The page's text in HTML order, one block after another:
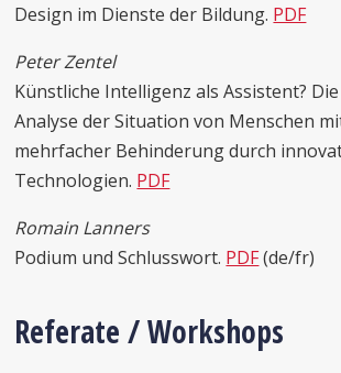
Design im Dienste der Bildung. PDF
Peter Zentel
Künstliche Intelligenz als Assistent?
Analyse der Situation von Menschen
mehrfacher Behinderung durch
Technologien. PDF
Romain Lanners
Podium und Schlusswort. PDF(de/fr)
Referate / Workshops